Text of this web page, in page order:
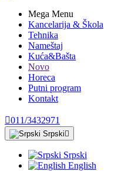
Mega Menu
Kancelarija & Škola
Tehnika
Nameštaj
Kuća&Bašta
Novo
Horeca
Putni program
Kontakt
011/3432971
Srpski 
Srpski
English